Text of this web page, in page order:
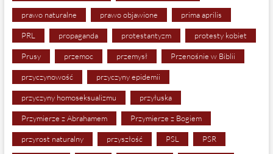
prawo naturalne prawo objawione prima aprilis
PRL propaganda protestantyzm protesty kobiet
Prusy przemoc przemysł Przenośnie w Biblii
przyczynowość przyczyny epidemii
przyczyny homoseksualizmu przyłuska
Przymierze z Abrahamem Przymierze z Bogiem
przyrost naturalny przyszłość PSL PSR